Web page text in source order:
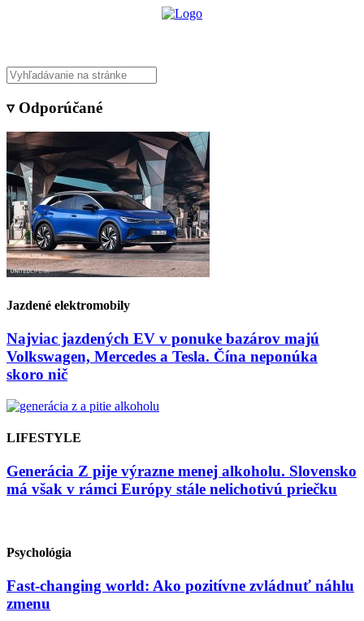
▿ Odporúčané
Jazdené elektromobily
Najviac jazdených EV v ponuke bazárov majú
Volkswagen, Mercedes a Tesla. Čína neponúka
skoro nič
LIFESTYLE
Generácia Z pije výrazne menej alkoholu. Slovensko
má však v rámci Európy stále nelichotivú priečku
Psychológia
Fast-changing world: Ako pozitívne zvládnuť náhlu
zmenu